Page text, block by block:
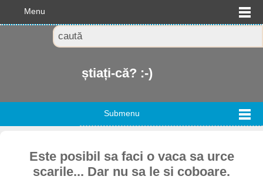
Menu
știați-că? :-)
Submenu
Este posibil sa faci o vaca sa urce
scarile... Dar nu sa le si coboare.